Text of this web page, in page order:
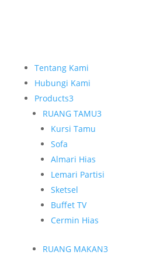
Tentang Kami
Hubungi Kami
Products3
RUANG TAMU3
Kursi Tamu
Sofa
Almari Hias
Lemari Partisi
Sketsel
Buffet TV
Cermin Hias
RUANG MAKAN3